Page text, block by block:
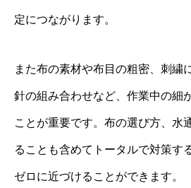
定につながります。
また布の素材や布目の粗密、刺繍
針の組み合わせなど、作業中の細
ことが重要です。布の選び方、水
ることも含めてトータルで対策す
ゼロに近づけることができます。